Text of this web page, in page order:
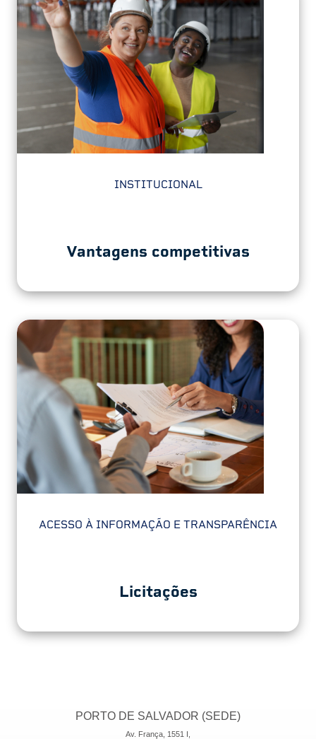
INSTITUCIONAL
Vantagens competitivas
ACESSO À INFORMAÇÃO E TRANSPARÊNCIA
Licitações
PORTO DE SALVADOR (SEDE)
Av. França, 1551 I,